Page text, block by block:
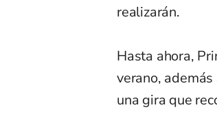
realizarán.
Hasta ahora,
verano,
una gira que